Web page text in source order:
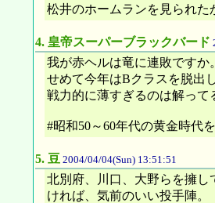
松井のホームランを見られた
4.皇帝スーパーブラックバード
我が赤ヘルは竜に連敗です
せめて今年はBクラスを脱出
戦力的に薄すぎるのは解っ
#昭和50～60年代の黄金時代
5.豆 2004/04/04(Sun) 13:51:51
北別府、川口、大野らを擁
ければ、気前のいい投手陣。